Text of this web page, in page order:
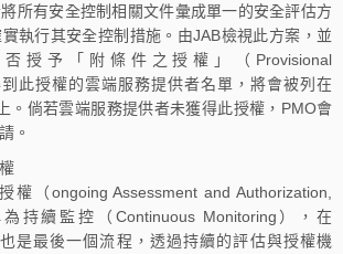
有安全控制相關文件彙成單一的安全評估方
執行其安全控制措施。由JAB檢視此方案，並
授予「附條件之授權」（Provisional
此授權的雲端服務提供者名單，將會被列在
。倘若雲端服務提供者未獲得此授權，PMO會
。
（ongoing Assessment and Authorization,
持續監控（Continuous Monitoring），在
是最後一個流程，透過持續的評估與授權機